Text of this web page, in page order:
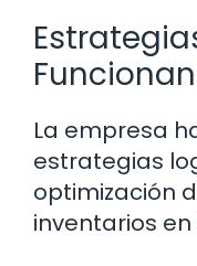
Funcionan
La empresa
estrategias
optimización
inventarios